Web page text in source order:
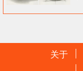
关于